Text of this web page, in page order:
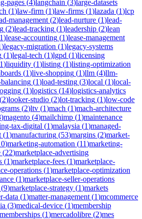
pages (4)langchain (3)large-datasets
(1)law-firm (1)law-firms (1)lazada (1)lcp
management (2)lead-nurture (1)lead-
(2)lead-tracking (1)leadership (2)lean
1)lease-accounting (1)lease-management
)legacy-migration (1)legacy-systems
(1)legal-tech (1)lgpd (1)licensing
1)liquidity (1)listing (1)listing-optimization
(1)live-shopping (1)llm (4)llm-
(1)load-testing (3)local (1)local-
(1)logistics (14)logistics-analytics
2)looker-studio (2)lot-tracking (1)low-code
(2)ltv (1)mach (1)mach-architecture
)magento (4)mailchimp (1)maintenance
tax-digital (1)malaysia (1)managed-
(1)manufacturing (53)margins (2)market-
)marketing-automation (11)marketing-
(22)marketplace-advertising
(1)marketplace-fees (1)marketplace-
operations (1)marketplace-optimization
(1)marketplace-seller-operations
(9)marketplace-strategy (1)markets
data (1)matter-management (1)mcommerce
(3)medical-device (1)membership
memberships (1)mercadolibre (2)mes